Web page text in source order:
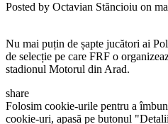
Posted by Octavian Stăncioiu on
Nu mai puțin de șapte jucători ai
de selecție pe care FRF o
stadionul Motorul din Arad.
share
Folosim cookie-urile pentru a
cookie-uri, apasă pe butonul